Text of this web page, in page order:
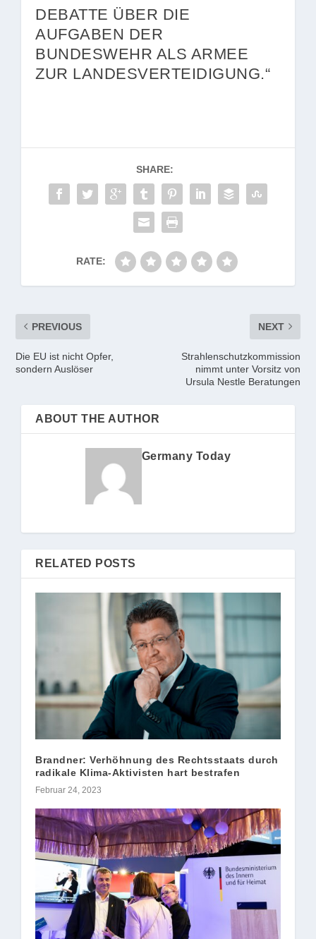
DEBATTE ÜBER DIE
AUFGABEN DER
BUNDESWEHR ALS ARMEE
ZUR LANDESVERTEIDIGUNG.“
SHARE:
RATE:
PREVIOUS
Die EU ist nicht Opfer,
sondern Auslöser
NEXT
Strahlenschutzkommission
nimmt unter Vorsitz von
Ursula Nestle Beratungen
ABOUT THE AUTHOR
Germany Today
RELATED POSTS
Brandner: Verhöhnung des Rechtsstaats durch
radikale Klima-Aktivisten hart bestrafen
Februar 24, 2023